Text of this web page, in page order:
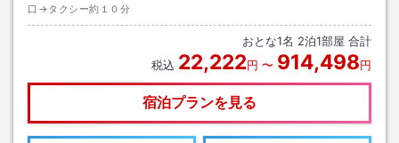
口→タクシー約１０分
おとな1名 2泊1部屋 合計
税込 22,222円 〜 914,498円
宿泊プランを見る